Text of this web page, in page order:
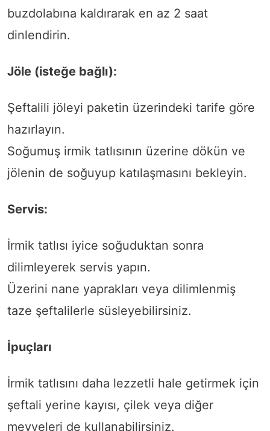
buzdolabına kaldırarak en az 2 saat
dinlendirin.
Jöle (isteğe bağlı):
Şeftalili jöleyi paketin üzerindeki tarife göre
hazırlayın.
Soğumuş irmik tatlısının üzerine dökün ve
jölenin de soğuyup katılaşmasını bekleyin.
Servis:
İrmik tatlısı iyice soğuduktan sonra
dilimleyerek servis yapın.
Üzerini nane yaprakları veya dilimlenmiş
taze şeftalilerle süsleyebilirsiniz.
İpuçları
İrmik tatlısını daha lezzetli hale getirmek için
şeftali yerine kayısı, çilek veya diğer
meyveleri de kullanabilirsiniz.